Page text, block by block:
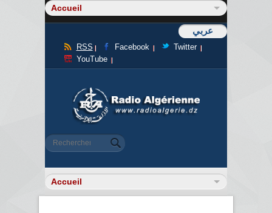
عربي
RSS Facebook
Twitter
YouTube
Formulaire de recherche
Rechercher